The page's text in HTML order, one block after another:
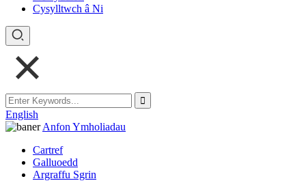
Cysylltwch â Ni
English
Anfon Ymholiadau
Cartref
Galluoedd
Argraffu Sgrin